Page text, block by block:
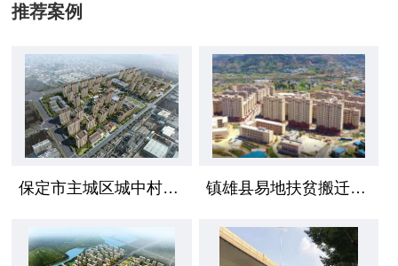
推荐案例
保定市主城区城中村安置区项目 镇雄县易地扶贫搬迁工程